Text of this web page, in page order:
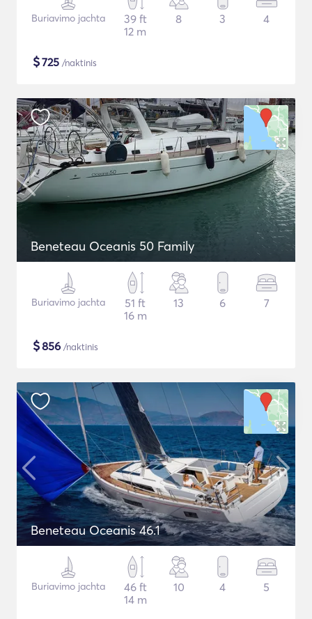
Buriavimo jachta
39 ft
12 m
8 3 4
$725 /naktinis
Beneteau Oceanis 50 Family
Buriavimo jachta
51 ft
16 m
13 6 7
$856 /naktinis
Beneteau Oceanis 46.1
Buriavimo jachta
46 ft
14 m
10 4 5